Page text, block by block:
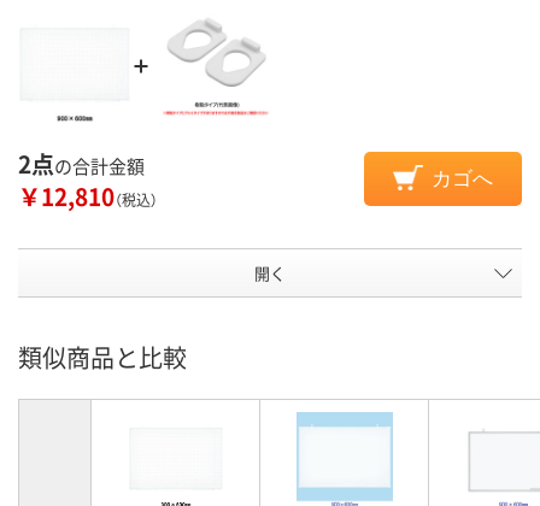
2点の合計金額
￥12,810（税込）
カゴへ
開く
類似商品と比較